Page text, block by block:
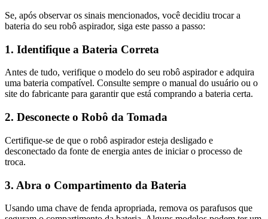
Se, após observar os sinais mencionados, você decidiu trocar a
bateria do seu robô aspirador, siga este passo a passo:
1. Identifique a Bateria Correta
Antes de tudo, verifique o modelo do seu robô aspirador e adquira
uma bateria compatível. Consulte sempre o manual do usuário ou o
site do fabricante para garantir que está comprando a bateria certa.
2. Desconecte o Robô da Tomada
Certifique-se de que o robô aspirador esteja desligado e
desconectado da fonte de energia antes de iniciar o processo de
troca.
3. Abra o Compartimento da Bateria
Usando uma chave de fenda apropriada, remova os parafusos que